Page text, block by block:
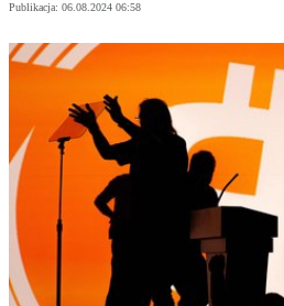
Publikacja: 06.08.2024 06:58